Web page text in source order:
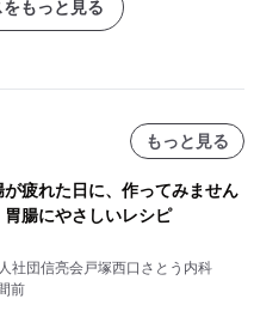
もっと見る
もっと見る
が疲れた日に、作ってみません
胃腸にやさしいレシピ
社団信亮会戸塚西口さとう内科
前